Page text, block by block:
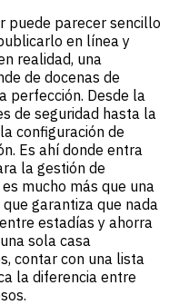
puede parecer sencillo
en línea y
realidad, una
de docenas de
perfección. Desde la
de seguridad hasta la
configuración de
Es ahí donde entra
la gestión de
mucho más que una
garantiza que nada
estadías y ahorra
sola casa
contar con una lista
la diferencia entre